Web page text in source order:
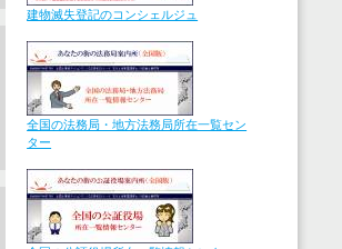
建物滅失登記のコンシェルジュ
全国の法務局・地方法務局所在一覧セン
ター